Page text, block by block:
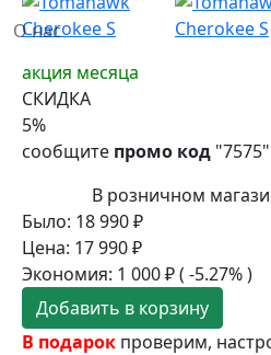
О нас
акция месяца
СКИДКА
5%
сообщите промо код "7575"
В розничном
Было: 18 990₽
Цена: 17 990₽
Экономия: 1 000₽( -5.27% )
Добавить в корзину
В подарок проверим,